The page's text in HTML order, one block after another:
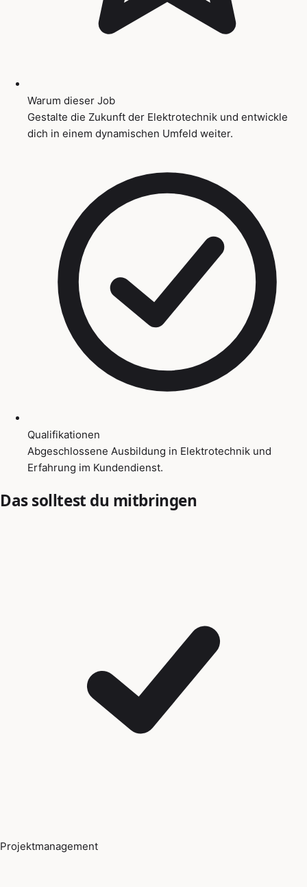
Warum dieser Job
Gestalte die Zukunft der Elektrotechnik und entwickle
dich in einem dynamischen Umfeld weiter.
Qualifikationen
Abgeschlossene Ausbildung in Elektrotechnik und
Erfahrung im Kundendienst.
Das solltest du mitbringen
Projektmanagement